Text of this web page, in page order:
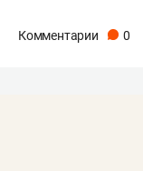
Комментарии 0